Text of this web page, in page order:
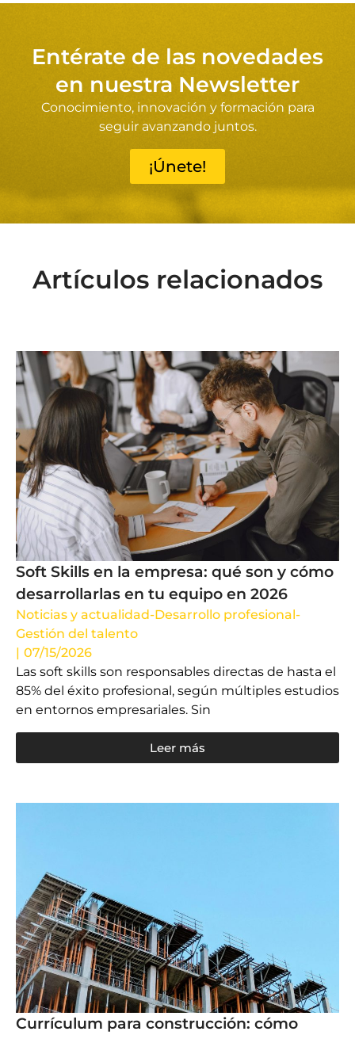
Entérate de las novedades
en nuestra Newsletter
Conocimiento, innovación y formación para
seguir avanzando juntos.
¡Únete!
Artículos relacionados
Soft Skills en la empresa: qué son y cómo
desarrollarlas en tu equipo en 2026
Noticias y actualidad-Desarrollo profesional-
Gestión del talento
| 07/15/2026
Las soft skills son responsables directas de hasta el
85% del éxito profesional, según múltiples estudios
en entornos empresariales. Sin
Leer más
Currículum para construcción: cómo